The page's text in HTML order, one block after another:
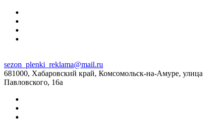
sezon_plenki_reklama@mail.ru
681000, Хабаровский край, Комсомольск-на-Амуре, улица
Павловского, 16а